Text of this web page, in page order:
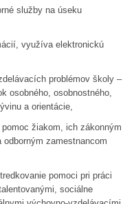
služby na úseku
využíva elektronickú
problémov školy –
osobného, osobnostného,
a orientácie,
žiakom, ich zákonným
zamestnancom
pomoci pri práci
sociálne